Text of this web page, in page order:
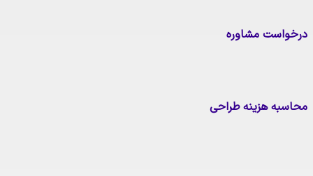
درخواست مشاوره
محاسبه هزینه طراحی